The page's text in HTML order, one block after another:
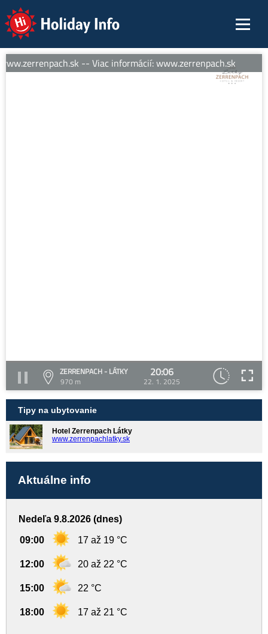
Holiday Info
-- Viac informácií: www.zerrenpach.sk
ZERRENPACH - LÁTKY
970 m
20:06
22. 1. 2025
Tipy na ubytovanie
Hotel Zerrenpach Látky
www.zerrenpachlatky.sk
Aktuálne info
Nedeľa 9.8.2026 (dnes)
09:00 17 až 19 °C
12:00 20 až 22 °C
15:00 22 °C
18:00 17 až 21 °C